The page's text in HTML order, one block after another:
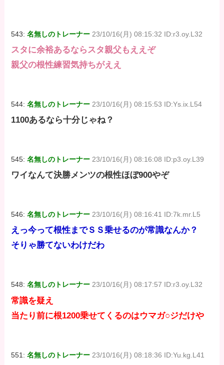
543:名無しのトレーナー 23/10/16(月) 08:15:32 ID:r3.oy.L32
スタに余裕あるならスタ親父もええぞ
親父の根性練習気持ちがええ
544:名無しのトレーナー 23/10/16(月) 08:15:53 ID:Ys.ix.L54
1100あるなら十分じゃね？
545:名無しのトレーナー 23/10/16(月) 08:16:08 ID:p3.oy.L39
ワイなんて決勝メンツの根性ほぼ900やぞ
546:名無しのトレーナー 23/10/16(月) 08:16:41 ID:7k.mr.L5
えっ今って根性までＳＳ乗せるのが常識なんか？
そりゃ勝てないわけだわ
548:名無しのトレーナー 23/10/16(月) 08:17:57 ID:r3.oy.L32
常識を疑え
当たり前に根1200乗せてくるのはウマガ○ジだけや
551:名無しのトレーナー 23/10/16(月) 08:18:36 ID:Yu.kg.L41